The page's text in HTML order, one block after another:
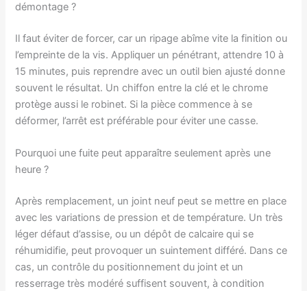
démontage ?
Il faut éviter de forcer, car un ripage abîme vite la finition ou
l’empreinte de la vis. Appliquer un pénétrant, attendre 10 à
15 minutes, puis reprendre avec un outil bien ajusté donne
souvent le résultat. Un chiffon entre la clé et le chrome
protège aussi le robinet. Si la pièce commence à se
déformer, l’arrêt est préférable pour éviter une casse.
Pourquoi une fuite peut apparaître seulement après une
heure ?
Après remplacement, un joint neuf peut se mettre en place
avec les variations de pression et de température. Un très
léger défaut d’assise, ou un dépôt de calcaire qui se
réhumidifie, peut provoquer un suintement différé. Dans ce
cas, un contrôle du positionnement du joint et un
resserrage très modéré suffisent souvent, à condition